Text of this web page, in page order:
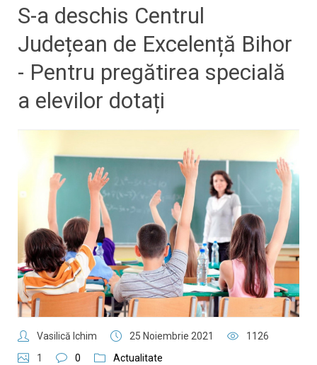
​S-a deschis Centrul
Județean de Excelență Bihor
- Pentru pregătirea specială
a elevilor dotați
Vasilică Ichim 25 Noiembrie 2021
1126
1
0 Actualitate